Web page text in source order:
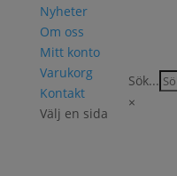
Nyheter
Om oss
Mitt konto
Varukorg
Kontakt
Välj en sida
Sök...
×